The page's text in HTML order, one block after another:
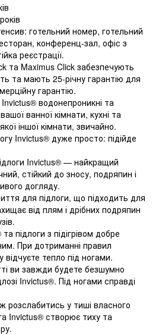
готельний номер, готельний
конференц-зал, офіс з
реєстрації.
та Maximus Click забезпечують
та мають 25-річну гарантію для
гарантію.
Invictus® водонепроникні та
ванної кімнати, кухні та
іншої кімнати, звичайно.
Invictus® дуже просто: підійде
Invictus® — найкращий
стійкий до зносу, подряпин і
догляду.
для підлоги, що підходить для
від плям і дрібних подряпин
підлоги з підігрівом добре
При дотриманні правил
тепло під ногами.
ви завжди будете безшумно
Invictus®. Під ногами справді
у тиші власного
Invictus® створює тиху та